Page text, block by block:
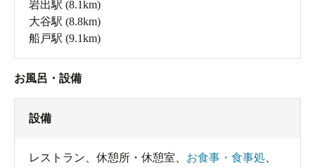
岩出駅 (8.1km)
大谷駅 (8.8km)
船戸駅 (9.1km)
お風呂・設備
設備
レストラン 休憩所・休憩室 お食事・食事処